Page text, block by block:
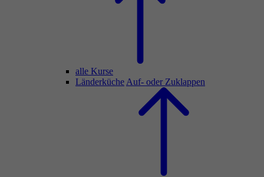
alle Kurse
Länderküche Auf- oder Zuklappen